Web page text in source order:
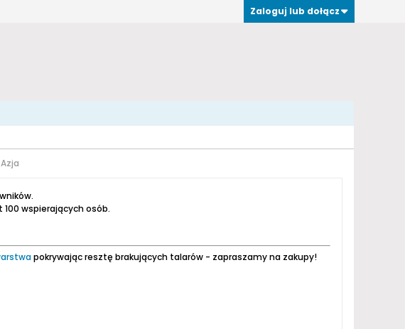
Zaloguj lub dołącz
Azja
wspierających osób.
pokrywając resztę brakujących talarów - zapraszamy na zakupy!